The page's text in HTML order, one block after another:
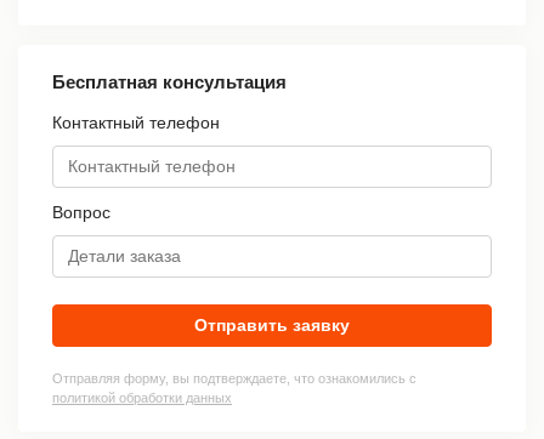
Бесплатная консультация
Контактный телефон
Вопрос
Отправить заявку
Отправляя форму, вы подтверждаете, что ознакомились с
политикой обработки данных